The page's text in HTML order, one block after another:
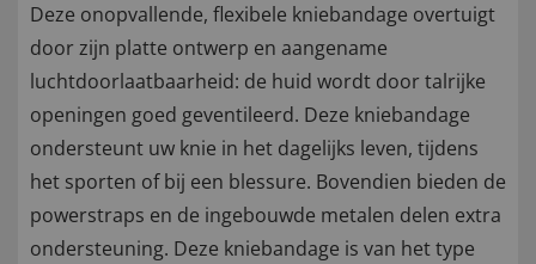
Deze onopvallende, flexibele kniebandage overtuigt
door zijn platte ontwerp en aangename
luchtdoorlaatbaarheid: de huid wordt door talrijke
openingen goed geventileerd. Deze kniebandage
ondersteunt uw knie in het dagelijks leven, tijdens
het sporten of bij een blessure. Bovendien bieden de
powerstraps en de ingebouwde metalen delen extra
ondersteuning. Deze kniebandage is van het type